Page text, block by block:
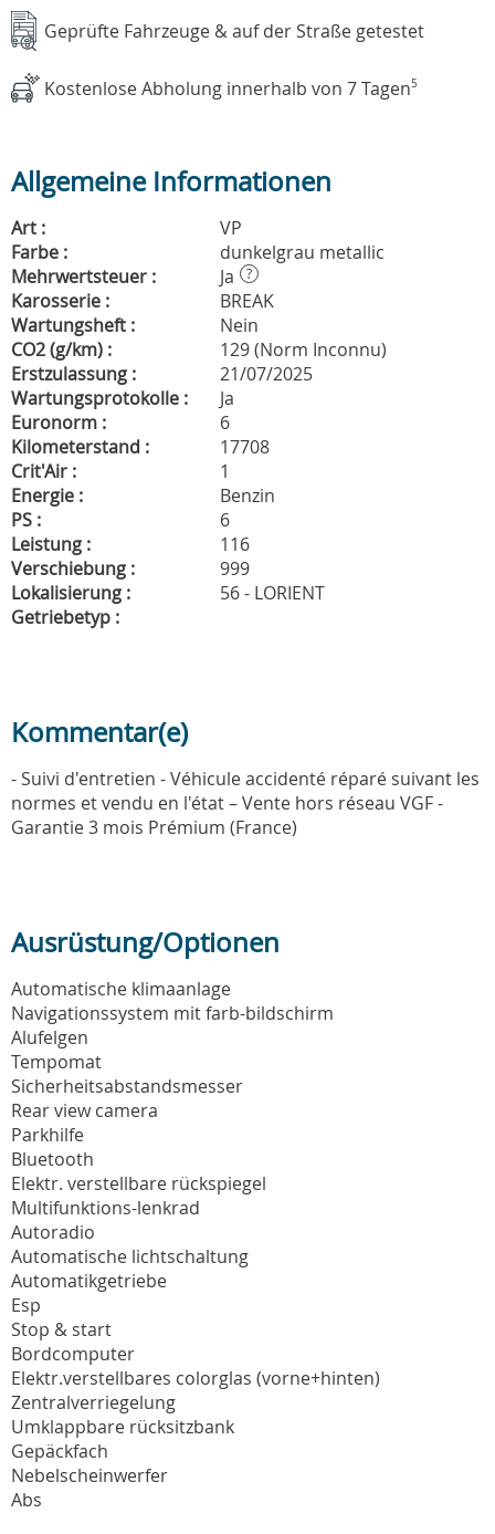
Geprüfte Fahrzeuge & auf der Straße getestet
Kostenlose Abholung innerhalb von 7 Tagen5
Allgemeine Informationen
Art :
VP
Farbe :
dunkelgrau metallic
Mehrwertsteuer :
Ja ?
Karosserie :
BREAK
Wartungsheft :
Nein
CO2 (g/km) :
129 (Norm Inconnu)
Erstzulassung :
21/07/2025
Wartungsprotokolle :
Ja
Euronorm :
6
Kilometerstand :
17708
Crit'Air :
1
Energie :
Benzin
PS :
6
Leistung :
116
Verschiebung :
999
Lokalisierung :
56 - LORIENT
Getriebetyp :
Kommentar(e)
- Suivi d'entretien - Véhicule accidenté réparé suivant les
normes et vendu en l'état – Vente hors réseau VGF -
Garantie 3 mois Prémium (France)
Ausrüstung/Optionen
Automatische klimaanlage
Navigationssystem mit farb-bildschirm
Alufelgen
Tempomat
Sicherheitsabstandsmesser
Rear view camera
Parkhilfe
Bluetooth
Elektr. verstellbare rückspiegel
Multifunktions-lenkrad
Autoradio
Automatische lichtschaltung
Automatikgetriebe
Esp
Stop & start
Bordcomputer
Elektr.verstellbares colorglas (vorne+hinten)
Zentralverriegelung
Umklappbare rücksitzbank
Gepäckfach
Nebelscheinwerfer
Abs